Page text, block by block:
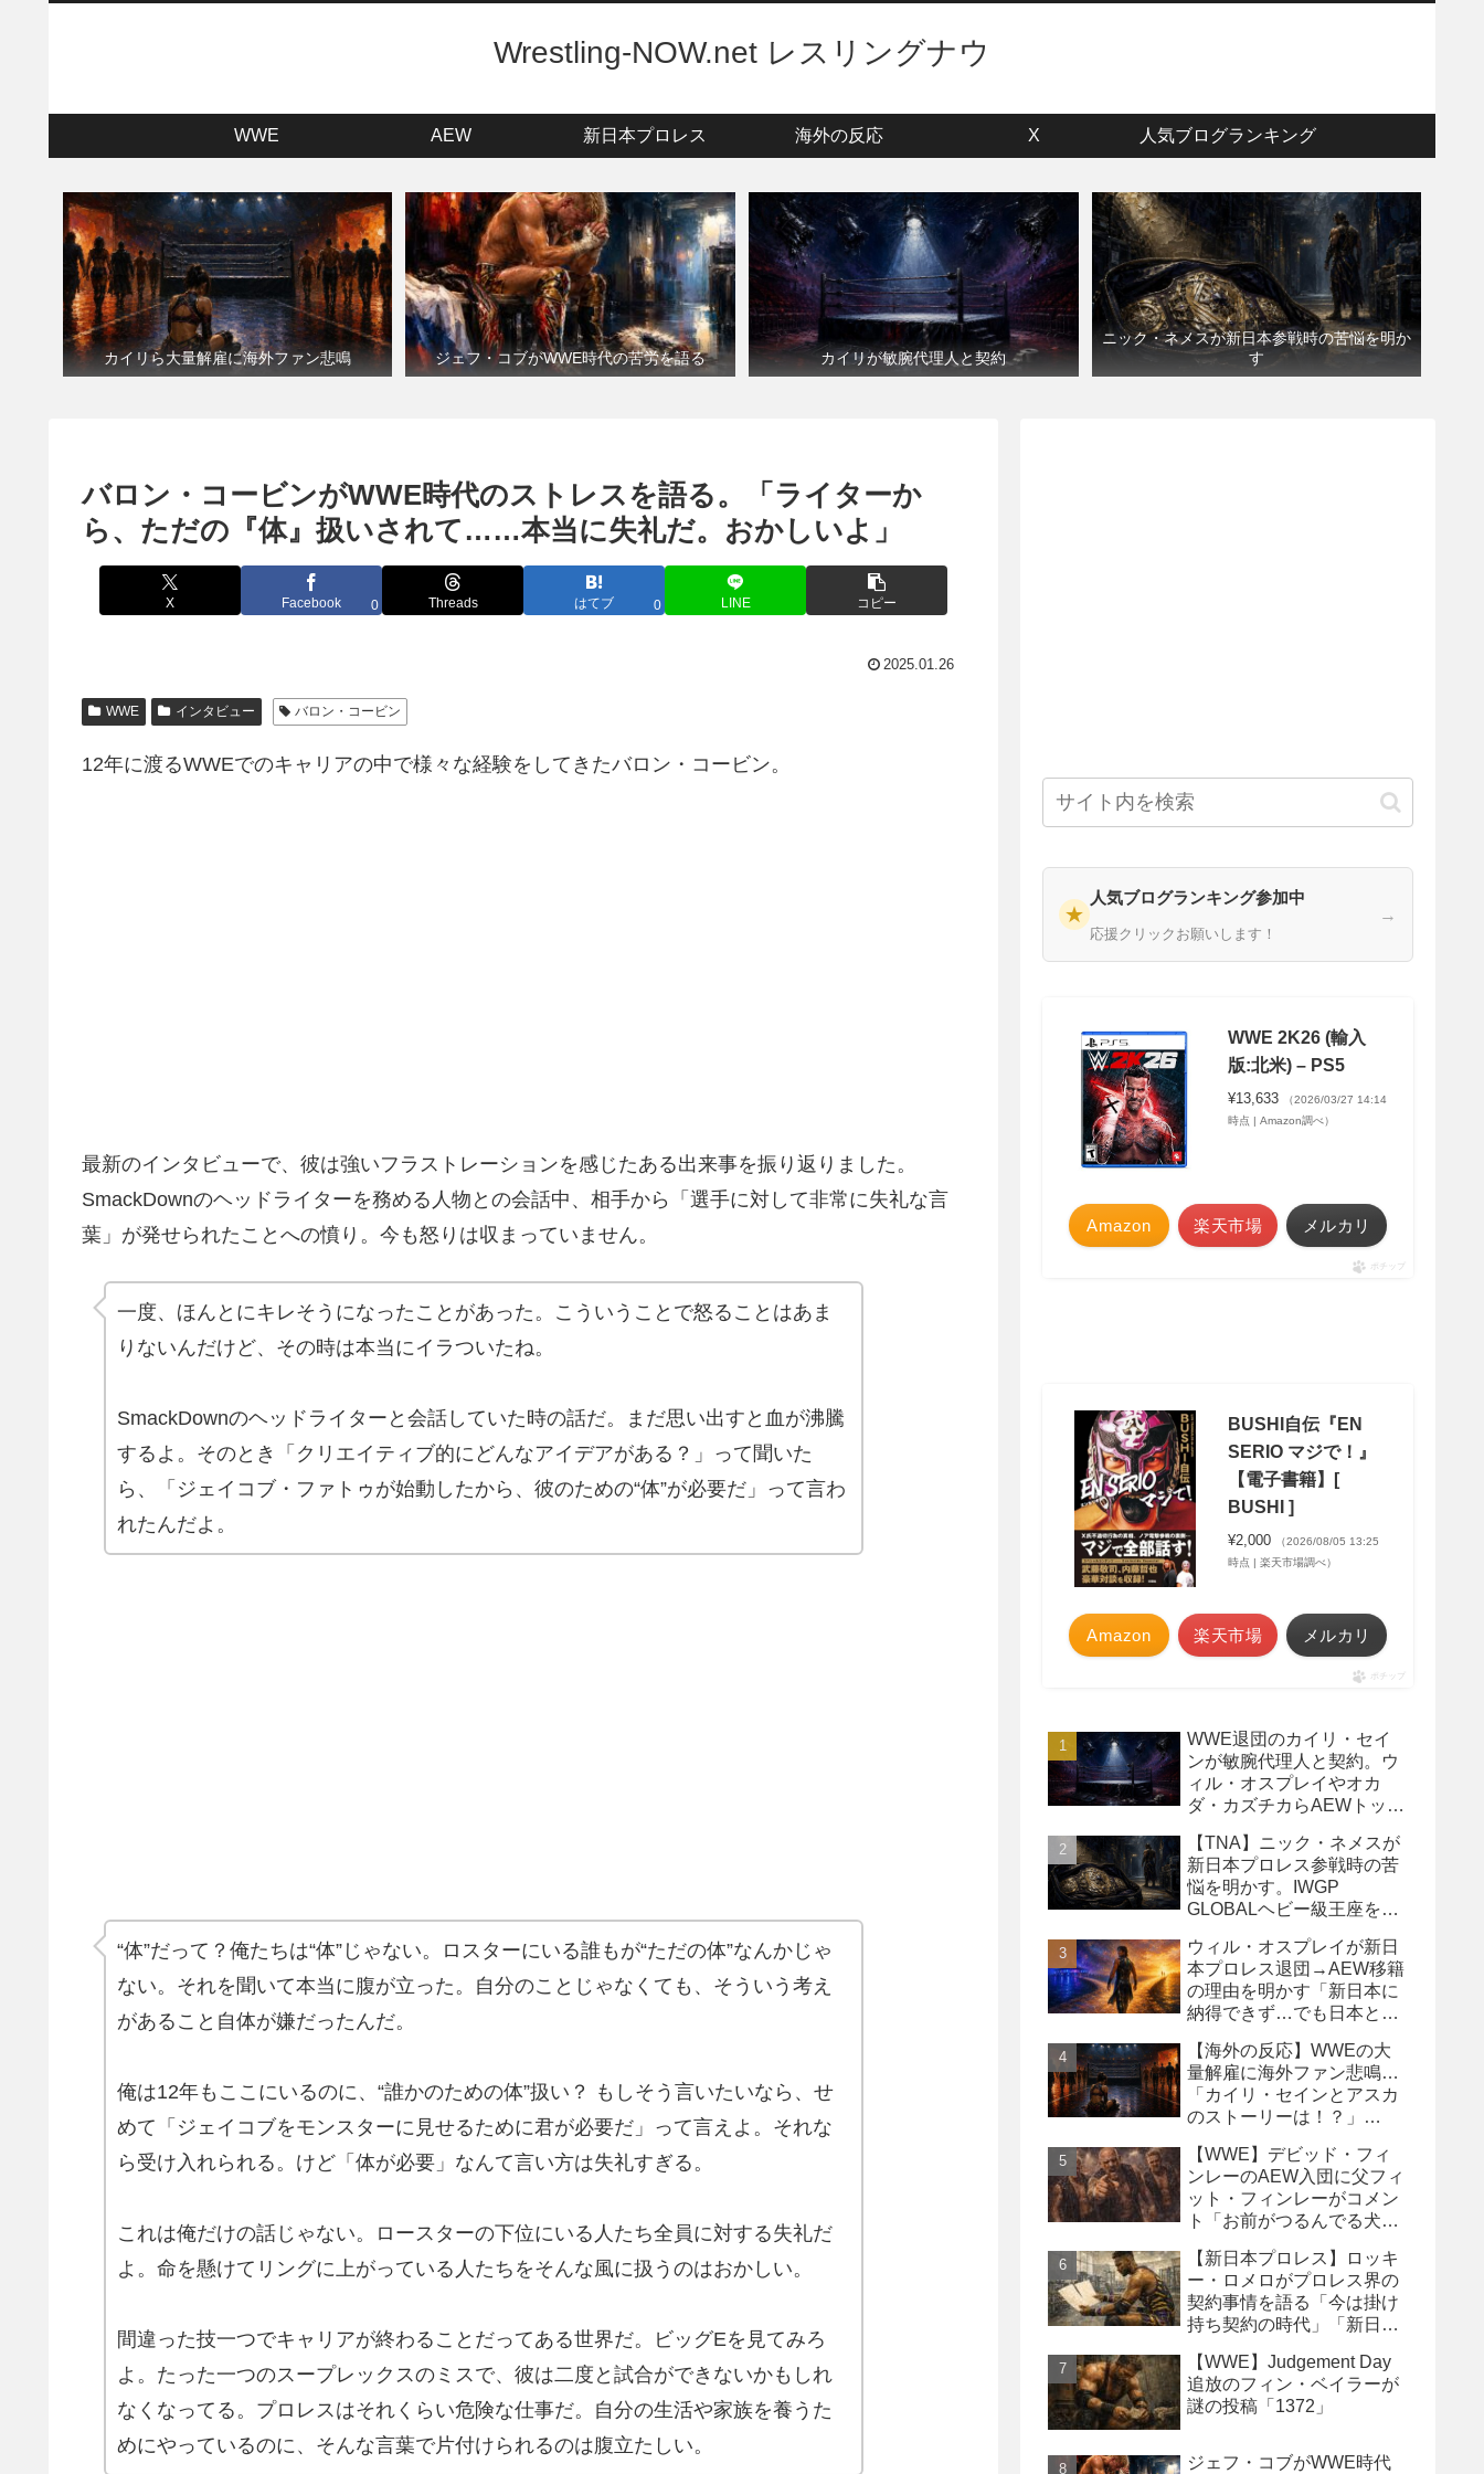
Wrestling-NOW.net レスリングナウ
WWE AEW 新日本プロレス 海外の反応 X 人気ブログランキング
カイリら大量解雇に海外ファン悲鳴 ジェフ・コブがWWE時代の苦労を語る カイリが敏腕代理人と契約
ニック・ネメスが新日本参戦時の苦悩を明か
す
バロン・コービンがWWE時代のストレスを語る。「ライターか
ら、ただの『体』扱いされて……本当に失礼だ。おかしいよ」
X Facebook 0 Threads はてブ 0 LINE コピー
2025.01.26
WWE インタビュー バロン・コービン
12年に渡るWWEでのキャリアの中で様々な経験をしてきたバロン・コービン。
最新のインタビューで、彼は強いフラストレーションを感じたある出来事を振り返りました。
SmackDownのヘッドライターを務める人物との会話中、相手から「選手に対して非常に失礼な言
葉」が発せられたことへの憤り。今も怒りは収まっていません。
一度、ほんとにキレそうになったことがあった。こういうことで怒ることはあま
りないんだけど、その時は本当にイラついたね。
SmackDownのヘッドライターと会話していた時の話だ。まだ思い出すと血が沸騰
するよ。そのとき「クリエイティブ的にどんなアイデアがある？」って聞いた
ら、「ジェイコブ・ファトゥが始動したから、彼のための“体”が必要だ」って言わ
れたんだよ。
“体”だって？俺たちは“体”じゃない。ロスターにいる誰もが“ただの体”なんかじゃ
ない。それを聞いて本当に腹が立った。自分のことじゃなくても、そういう考え
があること自体が嫌だったんだ。
俺は12年もここにいるのに、“誰かのための体”扱い？ もしそう言いたいなら、せ
めて「ジェイコブをモンスターに見せるために君が必要だ」って言えよ。それな
ら受け入れられる。けど「体が必要」なんて言い方は失礼すぎる。
これは俺だけの話じゃない。ロースターの下位にいる人たち全員に対する失礼だ
よ。命を懸けてリングに上がっている人たちをそんな風に扱うのはおかしい。
間違った技一つでキャリアが終わることだってある世界だ。ビッグEを見てみろ
よ。たった一つのスープレックスのミスで、彼は二度と試合ができないかもしれ
なくなってる。プロレスはそれくらい危険な仕事だ。自分の生活や家族を養うた
めにやっているのに、そんな言葉で片付けられるのは腹立たしい。
★
人気ブログランキング参加中
応援クリックお願いします！
→
WWE 2K26 (輸入
版:北米) – PS5
¥13,633
（2026/03/27 14:14
時点 | Amazon調べ）
Amazon 楽天市場 メルカリ
ポチップ
BUSHI自伝『EN
SERIO マジで！』
【電子書籍】[
BUSHI ]
¥2,000
（2026/08/05 13:25
時点 | 楽天市場調べ）
Amazon 楽天市場 メルカリ
ポチップ
WWE退団のカイリ・セイ
ンが敏腕代理人と契約。ウ
ィル・オスプレイやオカ
ダ・カズチカらAEWトップ
【TNA】ニック・ネメスが
新日本プロレス参戦時の苦
悩を明かす。IWGP
GLOBALヘビー級王座を
挫
ウィル・オスプレイが新日
本プロレス退団→AEW移籍
の理由を明かす「新日本に
納得できず…でも日本との
【海外の反応】WWEの大
量解雇に海外ファン悲鳴…
「カイリ・セインとアスカ
のストーリーは！？」
の犠牲になった」
【WWE】デビッド・フィ
ンレーのAEW入団に父フィ
ット・フィンレーがコメン
ト「お前がつるんでる犬連
【新日本プロレス】ロッキ
ー・ロメロがプロレス界の
契約事情を語る「今は掛け
持ち契約の時代」「新日本
るべき」
【WWE】Judgement Day
追放のフィン・ベイラーが
謎の投稿「1372」
ジェフ・コブがWWE時代